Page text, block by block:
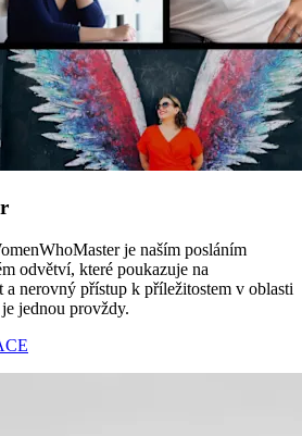
je naším posláním
odvětví, které poukazuje na
a nerovný přístup k příležitostem v oblasti
jednou provždy.